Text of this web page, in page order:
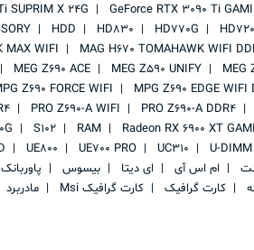
GeForce RTX 3090 Ti
SUPRIM X 24G
HD720
HD770G
HD830
HDD
MAG H670 TOMAHAWK WIFI
MAX WIFI
MEG
MEG Z590 UNIFY
MEG Z690 ACE
MPG Z690 EDGE WIFI
Z690 FORCE WIFI
PRO Z690-A DDR4
PRO Z690-A WIFI
Radeon RX 6900 XT
RAM
S102
U-DIMM
UC310
UE700 PRO
UE800
ام اس آی ای دیتا بیسوس پاوربانک
کارت گرافیک کارت گرافیک Msi مادربرد